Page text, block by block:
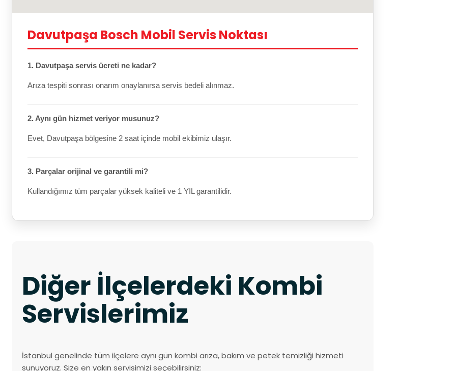
Davutpaşa Bosch Mobil Servis Noktası
1. Davutpaşa servis ücreti ne kadar?
Arıza tespiti sonrası onarım onaylanırsa servis bedeli alınmaz.
2. Aynı gün hizmet veriyor musunuz?
Evet, Davutpaşa bölgesine 2 saat içinde mobil ekibimiz ulaşır.
3. Parçalar orijinal ve garantili mi?
Kullandığımız tüm parçalar yüksek kaliteli ve 1 YIL garantilidir.
Diğer İlçelerdeki Kombi
Servislerimiz
İstanbul genelinde tüm ilçelere aynı gün kombi arıza, bakım ve petek temizliği hizmeti
sunuyoruz. Size en yakın servisimizi seçebilirsiniz: